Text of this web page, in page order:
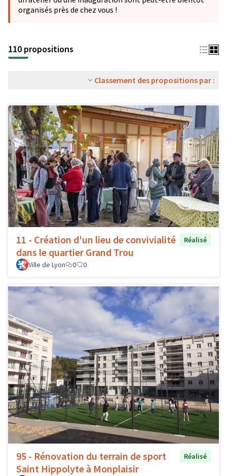
organisés près de chez vous !
110 propositions
Classement des propositions par :
11 - Création d'un lieu de convivialité
dans le quartier Grand Trou
Réalisé
Ville de Lyon 0 0
95 - Rénovation du terrain de sport
Saint Hippolyte à Monplaisir
Réalisé